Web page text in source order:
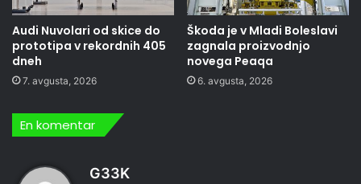
Audi Nuvolari od skice do
prototipa v rekordnih 405
dneh
7. avgusta, 2026
Škoda je v Mladi Boleslavi
zagnala proizvodnjo
novega Peaqa
6. avgusta, 2026
En komentar
G33K